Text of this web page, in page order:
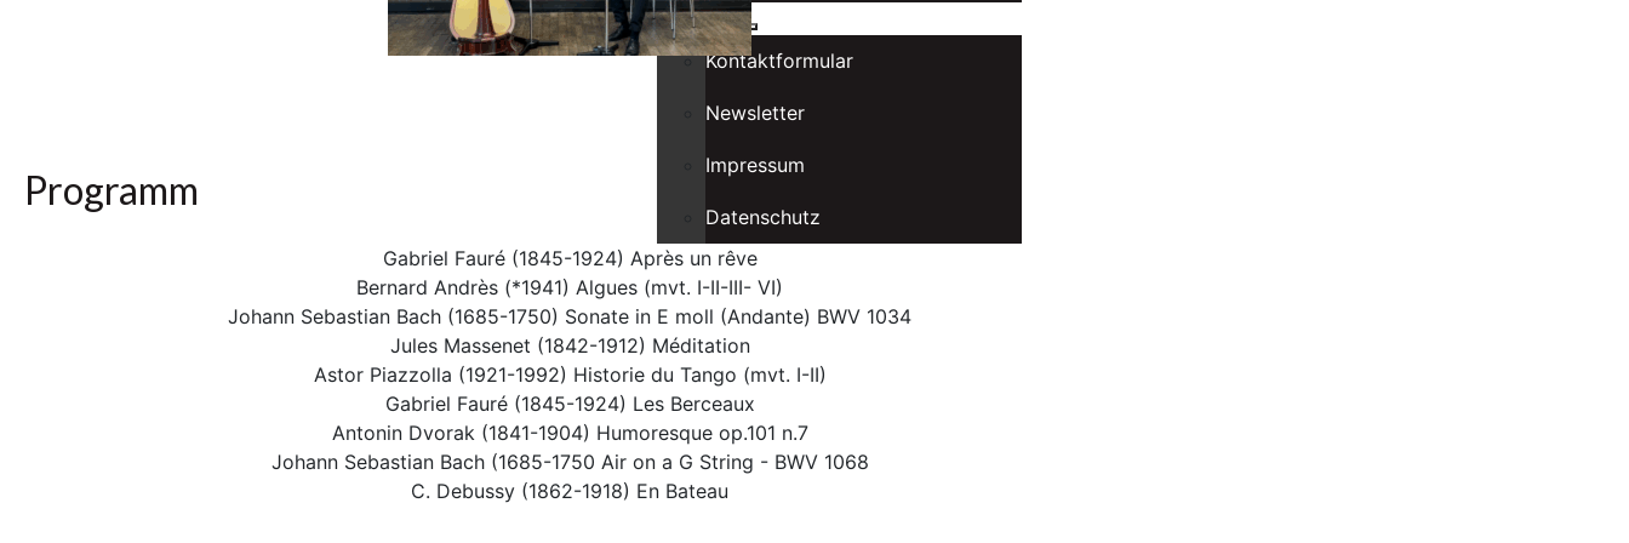
Kontakt
Kontaktformular
Newsletter
Impressum
Datenschutz
Programm
Gabriel Fauré (1845-1924) Après un rêve
Bernard Andrès (*1941) Algues (mvt. I-II-III- VI)
Johann Sebastian Bach (1685-1750) Sonate in E moll (Andante) BWV 1034
Jules Massenet (1842-1912) Méditation
Astor Piazzolla (1921-1992) Historie du Tango (mvt. I-II)
Gabriel Fauré (1845-1924) Les Berceaux
Antonin Dvorak (1841-1904) Humoresque op.101 n.7
Johann Sebastian Bach (1685-1750 Air on a G String - BWV 1068
C. Debussy (1862-1918) En Bateau